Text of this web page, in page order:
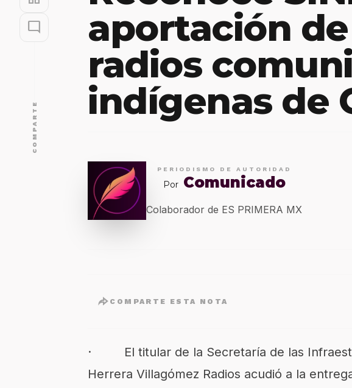
mode_comment
COMPARTE
aportación
radios
indígenas de
PERIODISMO DE AUTORIDAD
Por Comunicado
Colaborador de ES PRIMERA MX
COMPARTE ESTA NOTA
· El titular de la Secretaría de las
Herrera Villagómez Radios acudió a la